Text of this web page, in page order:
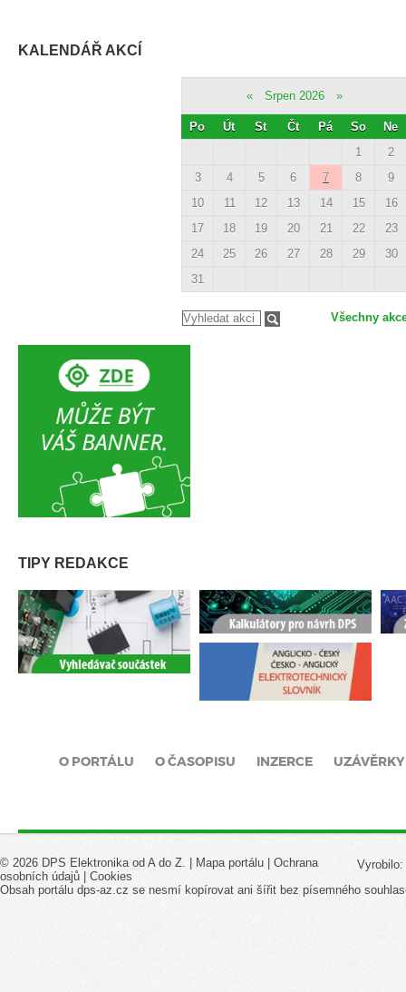
KALENDÁŘ AKCÍ
« Srpen 2026 »
Po Út St Čt Pá So
Ne
1
2
3
4 5 6 7 8
9
10
11 12 13 14 15
16
17
18 19 20 21 22
23
24
25 26 27 28 29
30
31
Všechny
TIPY REDAKCE
O PORTÁLU O ČASOPISU INZERCE UZÁVĚRKY
Vyrobilo:
© 2026 DPS Elektronika od A do Z. | Mapa portálu
Ochrana
osobních údajů
Cookies
Obsah portálu dps-az.cz se nesmí kopírovat ani šířit bez písemného